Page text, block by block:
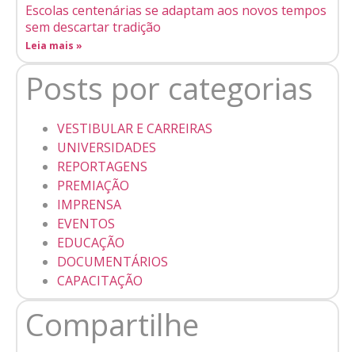
Escolas centenárias se adaptam aos novos tempos
sem descartar tradição
Leia mais »
Posts por categorias
VESTIBULAR E CARREIRAS
UNIVERSIDADES
REPORTAGENS
PREMIAÇÃO
IMPRENSA
EVENTOS
EDUCAÇÃO
DOCUMENTÁRIOS
CAPACITAÇÃO
Compartilhe